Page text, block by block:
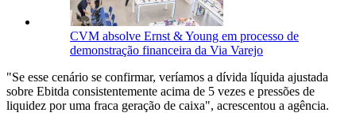
CVM absolve Ernst & Young em processo de
demonstração financeira da Via Varejo
"Se esse cenário se confirmar, veríamos a dívida líquida ajustada
sobre Ebitda consistentemente acima de 5 vezes e pressões de
liquidez por uma fraca geração de caixa", acrescentou a agência.